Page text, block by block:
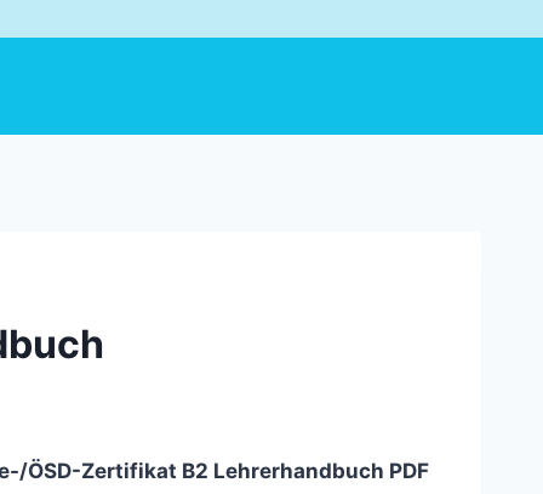
ÖSD-Zertifikat B2 Lehrerhandbuch PDF